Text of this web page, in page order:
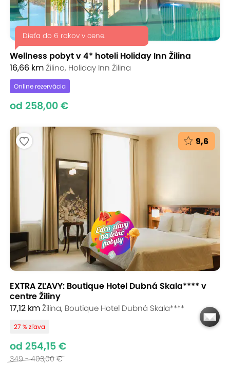
Dieťa do 6 rokov v cene.
Wellness pobyt v 4* hoteli Holiday Inn Žilina
16,66 kmŽilina, Holiday Inn Žilina
Online rezervácia
od 258,00 €
9,6
EXTRA ZĽAVY: Boutique Hotel Dubná Skala**** v
centre Žiliny
17,12 kmŽilina, Boutique Hotel Dubná Skala****
27 % zľava
od 254,15 €
349 - 403,00 €